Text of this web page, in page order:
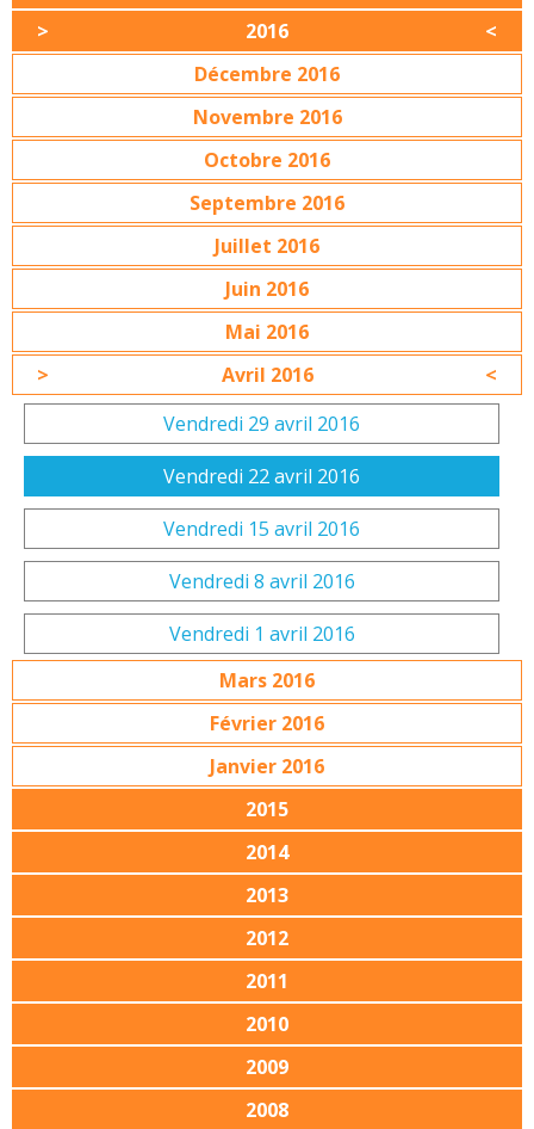
2016
Décembre 2016
Novembre 2016
Octobre 2016
Septembre 2016
Juillet 2016
Juin 2016
Mai 2016
Avril 2016
Vendredi 29 avril 2016
Vendredi 22 avril 2016
Vendredi 15 avril 2016
Vendredi 8 avril 2016
Vendredi 1 avril 2016
Mars 2016
Février 2016
Janvier 2016
2015
2014
2013
2012
2011
2010
2009
2008